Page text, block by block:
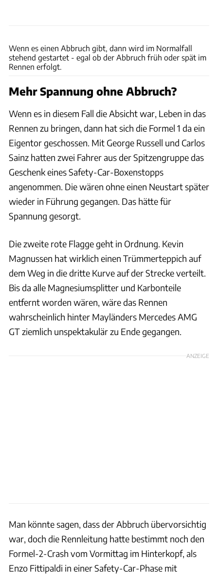
Wenn es einen Abbruch gibt, dann wird im Normalfall
stehend gestartet - egal ob der Abbruch früh oder spät im
Rennen erfolgt.
Mehr Spannung ohne Abbruch?
Wenn es in diesem Fall die Absicht war, Leben in das
Rennen zu bringen, dann hat sich die Formel 1 da ein
Eigentor geschossen. Mit George Russell und Carlos
Sainz hatten zwei Fahrer aus der Spitzengruppe das
Geschenk eines Safety-Car-Boxenstopps
angenommen. Die wären ohne einen Neustart später
wieder in Führung gegangen. Das hätte für
Spannung gesorgt.
Die zweite rote Flagge geht in Ordnung. Kevin
Magnussen hat wirklich einen Trümmerteppich auf
dem Weg in die dritte Kurve auf der Strecke verteilt.
Bis da alle Magnesiumsplitter und Karbonteile
entfernt worden wären, wäre das Rennen
wahrscheinlich hinter Mayländers Mercedes AMG
GT ziemlich unspektakulär zu Ende gegangen.
ANZEIGE
Man könnte sagen, dass der Abbruch übervorsichtig
war, doch die Rennleitung hatte bestimmt noch den
Formel-2-Crash vom Vormittag im Hinterkopf, als
Enzo Fittipaldi in einer Safety-Car-Phase mit